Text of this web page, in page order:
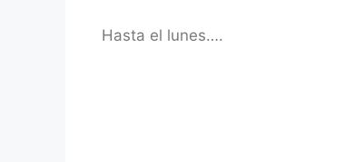
Hasta el lunes….